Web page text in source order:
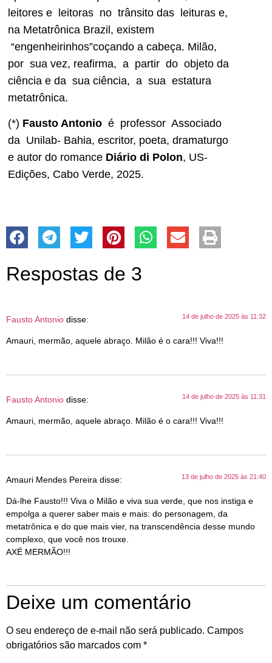
leitores e leitoras no trânsito das leituras e,
na Metatrônica Brazil, existem
“engenheirinhos”coçando a cabeça. Milão,
por sua vez, reafirma, a partir do objeto da
ciência e da sua ciência, a sua estatura
metatrônica.
(*) Fausto Antonio é professor Associado
da Unilab- Bahia, escritor, poeta, dramaturgo
e autor do romance Diário di Polon, US-
Edições, Cabo Verde, 2025.
Respostas de 3
Fausto Antonio disse: 14 de julho de 2025 às 11:32
Amauri, mermão, aquele abraço. Milão é o cara!!! Viva!!!
Fausto Antonio disse: 14 de julho de 2025 às 11:31
Amauri, mermão, aquele abraço. Milão é o cara!!! Viva!!!
Amauri Mendes Pereira disse: 13 de julho de 2025 às 21:40
Dá-lhe Fausto!!! Viva o Milão e viva sua verde, que nos instiga e
empolga a querer saber mais e mais: do personagem, da
metatrônica e do que mais vier, na transcendência desse mundo
complexo, que você nos trouxe.
AXÉ MERMÃO!!!
Deixe um comentário
O seu endereço de e-mail não será publicado. Campos
obrigatórios são marcados com *